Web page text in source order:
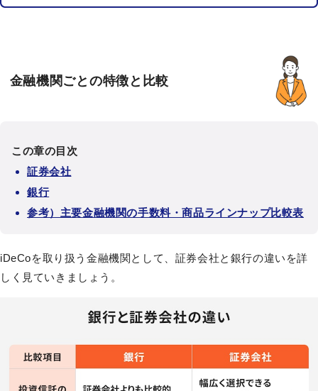
金融機関ごとの特徴と比較
この章の目次
証券会社
銀行
参考）主要金融機関の手数料・商品ラインナップ比較表
iDeCoを取り扱う金融機関として、証券会社と銀行の違いを詳
しく見ていきましょう。